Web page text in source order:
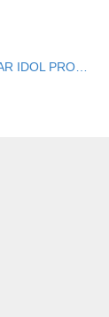
IDOL PRO…